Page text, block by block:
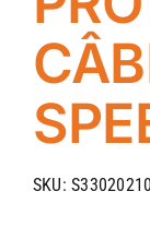
SKU: